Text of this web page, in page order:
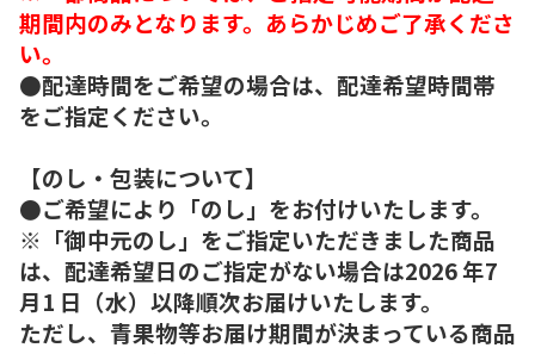
期間内のみとなります。あらかじめご了承くださ
い。
●配達時間をご希望の場合は、配達希望時間帯
をご指定ください。
【のし・包装について】
●ご希望により「のし」をお付けいたします。
※「御中元のし」をご指定いただきました商品
は、配達希望日のご指定がない場合は2026 年7
月1 日（水）以降順次お届けいたします。
ただし、青果物等お届け期間が決まっている商品